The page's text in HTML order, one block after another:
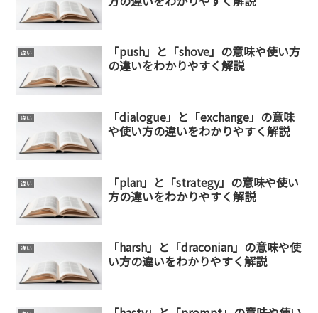
違い
「push」と「shove」の意味や使い方
の違いをわかりやすく解説
違い
「dialogue」と「exchange」の意味
や使い方の違いをわかりやすく解説
違い
「plan」と「strategy」の意味や使い
方の違いをわかりやすく解説
違い
「harsh」と「draconian」の意味や使
い方の違いをわかりやすく解説